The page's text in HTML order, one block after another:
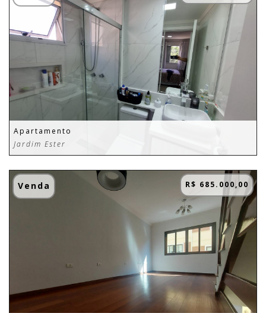
Apartamento
Jardim Ester
Venda R$ 685.000,00